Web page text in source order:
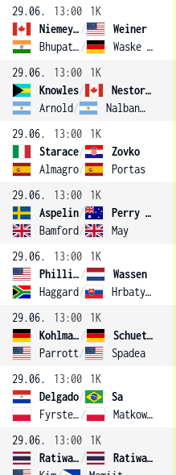
29.06.
13:00
1K
Niemeyer /
Weiner
Bhupathi / Waske (13)
29.06.
13:00
1K
Knowles/
Nestor (3)
Arnold/ Nalbandian
29.06.
13:00
1K
Starace/
Zovko
Almagro/ Portas
29.06.
13:00
1K
Aspelin/
Perry (8)
Bamford/ May
29.06.
13:00
1K
Phillips /
Wassen
Haggard/ Hrbaty (16)
29.06.
13:00
1K
Kohlmann /
Schuettler
Parrott/ Spadea
29.06.
13:00
1K
Delgado/
Sa
Fyrstenberg / Matkowski (10)
29.06.
13:00
1K
Ratiwatana /
Ratiwatana